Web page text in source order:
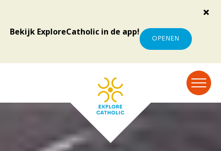
Bekijk ExploreCatholic in de app!
OPENEN